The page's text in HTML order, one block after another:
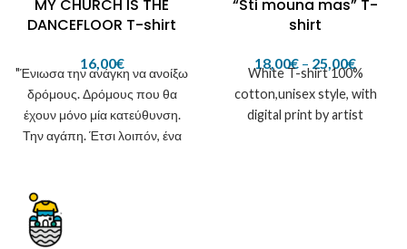
MY CHURCH IS THE
DANCEFLOOR T-shirt
16,00€
"Ένιωσα την ανάγκη να ανοίξω
δρόμους. Δρόμους που θα
έχουν μόνο μία κατεύθυνση.
Την αγάπη. Έτσι λοιπόν, ένα
είναι ακόμη μια σειρά με
μπλούζες αλλά ένα μέσο
έκφρασης. Κι ίσως έτσι
“Sti mouna mas” T-
shirt
18,00€ – 25,00€
White T-shirt 100%
cotton,unisex style, with
digital print by artist